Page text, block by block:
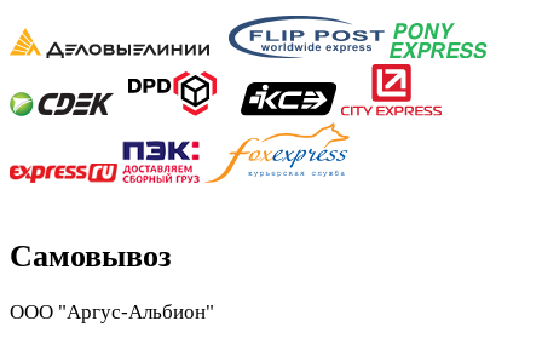
Самовывоз
ООО "Аргус-Альбион"